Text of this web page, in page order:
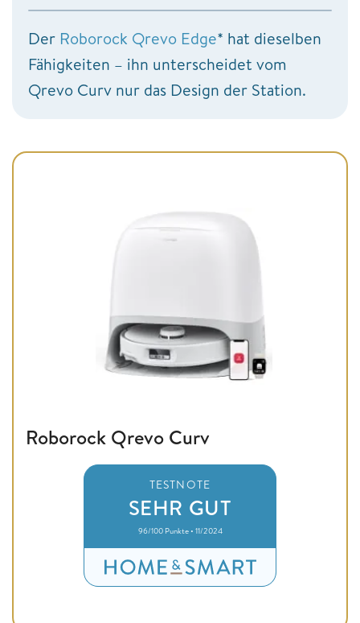
Der Roborock Qrevo Edge* hat dieselben
Fähigkeiten – ihn unterscheidet vom
Qrevo Curv nur das Design der Station.
Roborock Qrevo Curv
TESTNOTE
SEHR GUT
96/100 Punkte • 11/2024